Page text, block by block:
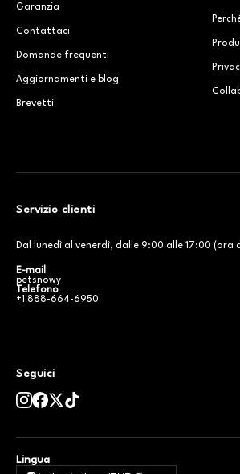
Garanzia
Contattaci
Domande frequenti
Aggiornamenti e blog
Brevetti
Servizio clienti
Dal lunedì al venerdì, dalle 9:00 alle 17:00 (ora
E-mail
petsnowy
Telefono
+1 888-664-6950
Seguici
Lingua